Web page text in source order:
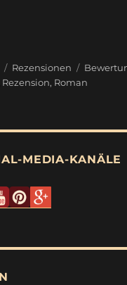
Kategorien
Rezensionen
Rezension, Roman
MEDIA-KANÄLE